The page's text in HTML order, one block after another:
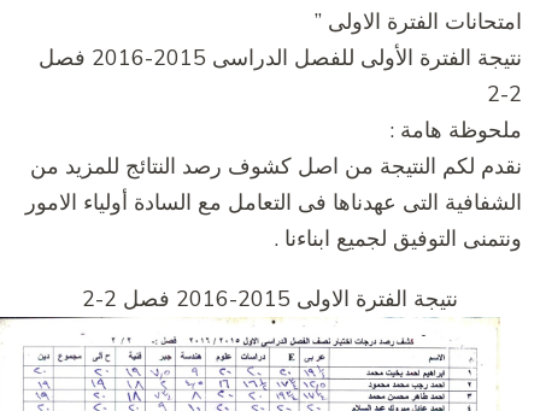
الفترة الاولى ”
نتيجة الفترة الأولى للفصل الدراسى 2015-2016 فصل
هامة :
لكم النتيجة من اصل كشوف رصد النتائج للمزيد من
التى عهدناها فى التعامل مع السادة أولياء الامور
التوفيق لجميع ابناءنا .
نتيجة الفترة الاولى 2015-2016 فصل 2-2